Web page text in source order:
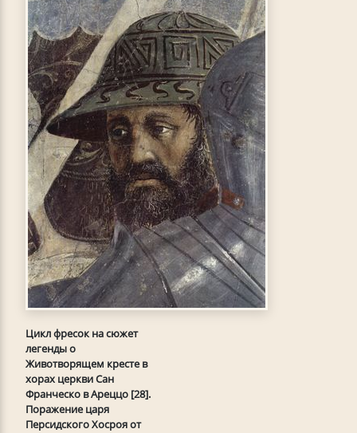
Цикл фресок на сюжет
легенды о
Животворящем кресте в
хорах церкви Сан
Франческо в Ареццо [28].
Поражение царя
Персидского Хосроя от